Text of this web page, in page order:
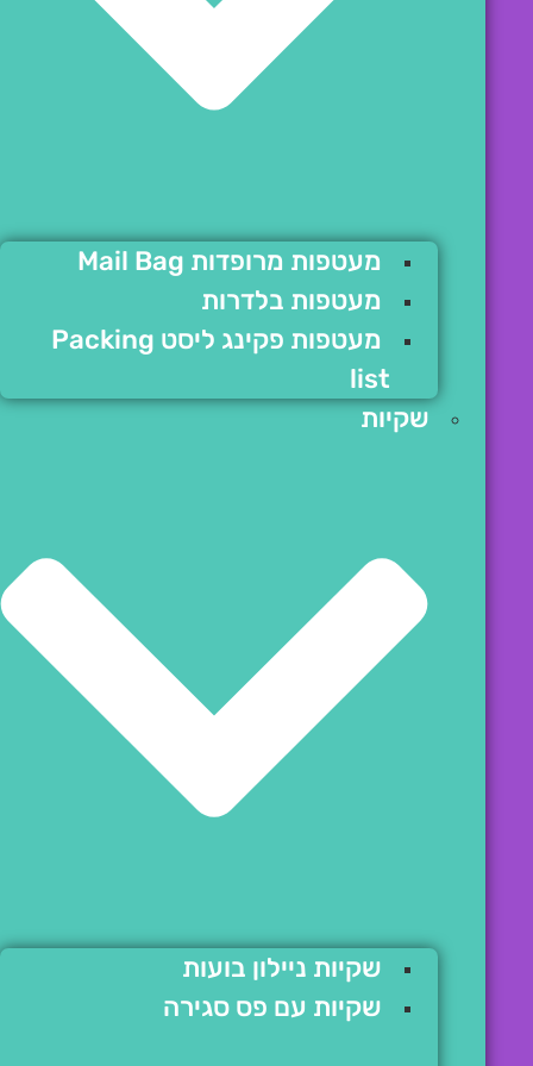
מעטפות מרופדות Mail Bag
מעטפות בלדרות
מעטפות פקינג ליסט Packing
list
שקיות
שקיות ניילון בועות
שקיות עם פס סגירה